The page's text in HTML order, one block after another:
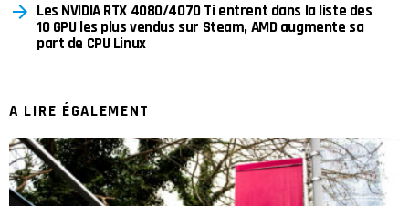
Les NVIDIA RTX 4080/4070 Ti entrent dans la liste des
10 GPU les plus vendus sur Steam, AMD augmente sa
part de CPU Linux
A LIRE ÉGALEMENT